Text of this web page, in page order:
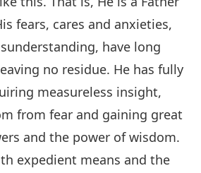
Pháp Liên Hoa, Chương 3, Phần
5/8
2019-04-02 Lượt Xem
Trích Kinh Phật Giáo: Kinh Diệu
Pháp Liên Hoa, Chương 3, Phần
6/8
2019-05-09 Lượt Xem
fears, cares and anxieties,
have long
no residue. He has fully
measureless insight,
from fear and gaining great
and the power of wisdom.
expedient means and the